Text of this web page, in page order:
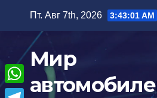
содержимому
Пт. Авг 7th, 2026 3:43:02 AM
Мир
W